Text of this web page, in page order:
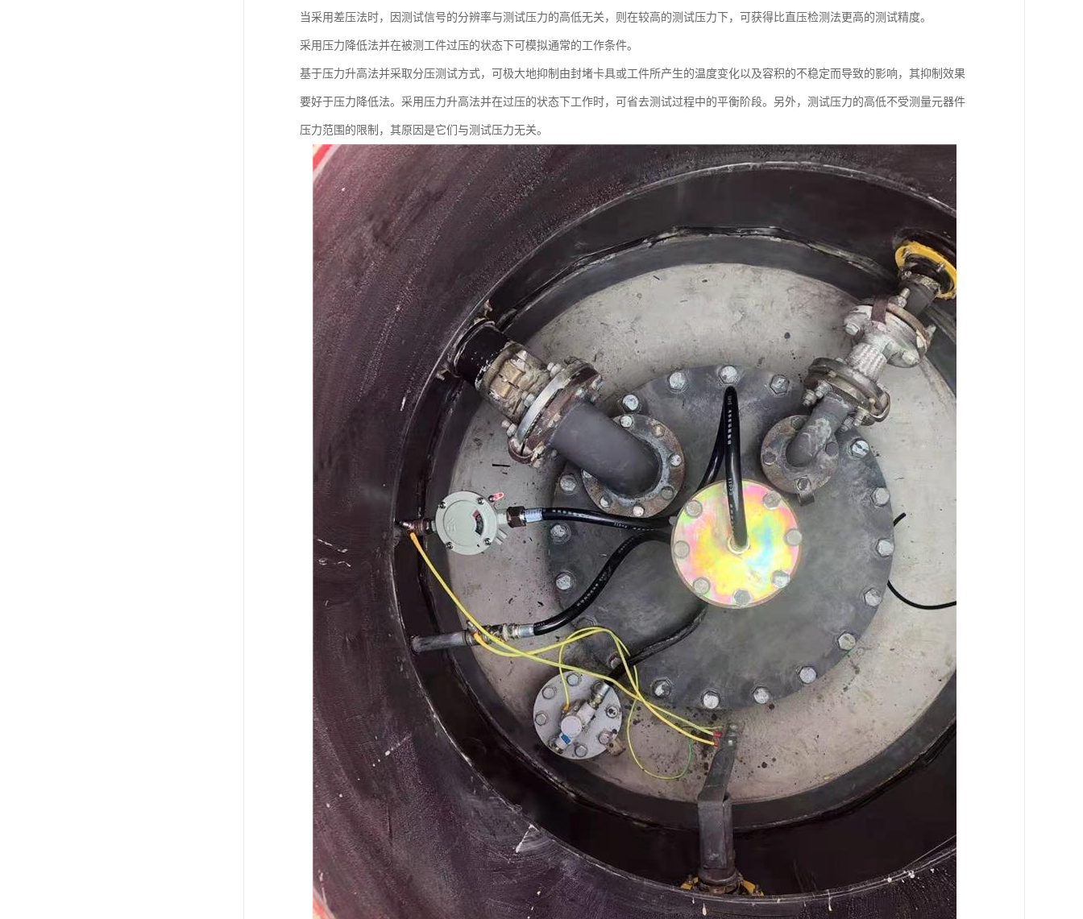
当采用差压法时，因测试信号的分辨率与测试压力的高低无关，则在较高的测试压力下，可获得比直压检测法更高的测试精度。
采用压力降低法并在被测工件过压的状态下可模拟通常的工作条件。
基于压力升高法并采取分压测试方式，可极大地抑制由封堵卡具或工件所产生的温度变化以及容积的不稳定而导致的影响，其抑制效果
要好于压力降低法。采用压力升高法并在过压的状态下工作时，可省去测试过程中的平衡阶段。另外，测试压力的高低不受测量元器件
压力范围的限制，其原因是它们与测试压力无关。